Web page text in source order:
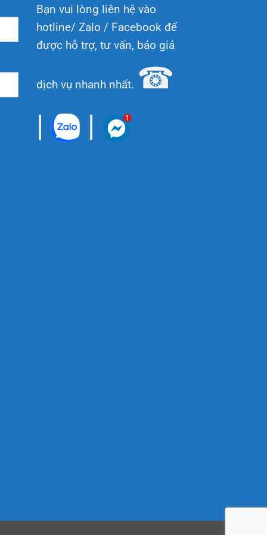
Bạn vui lòng liên hệ vào
hotline/ Zalo / Facebook để
được hỗ trợ, tư vấn, báo giá
dịch vụ nhanh nhất. ☎
|
|